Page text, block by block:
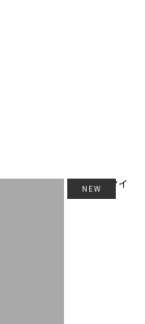
NEW